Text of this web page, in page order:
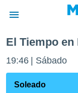
de
por
El Tiempo en
19:46 Sábado
Soleado